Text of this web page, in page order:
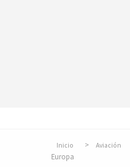
Inicio Aviación
Europa